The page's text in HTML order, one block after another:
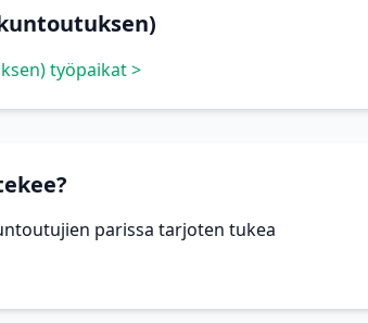
työpaikat >
parissa tarjoten tukea